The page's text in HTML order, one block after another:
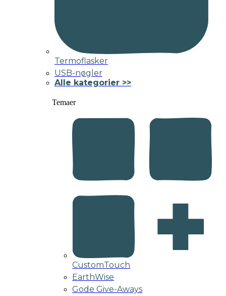
Termoflasker
USB-nøgler
Alle kategorier >>
Temaer
CustomTouch
EarthWise
Gode Give-Aways